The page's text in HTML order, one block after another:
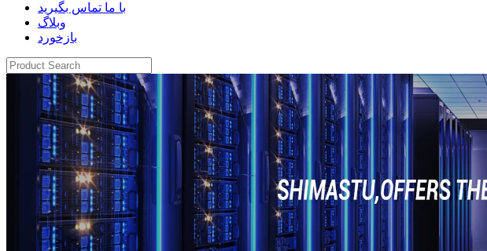
با ما تماس بگیرید
وبلاگ
بازخورد